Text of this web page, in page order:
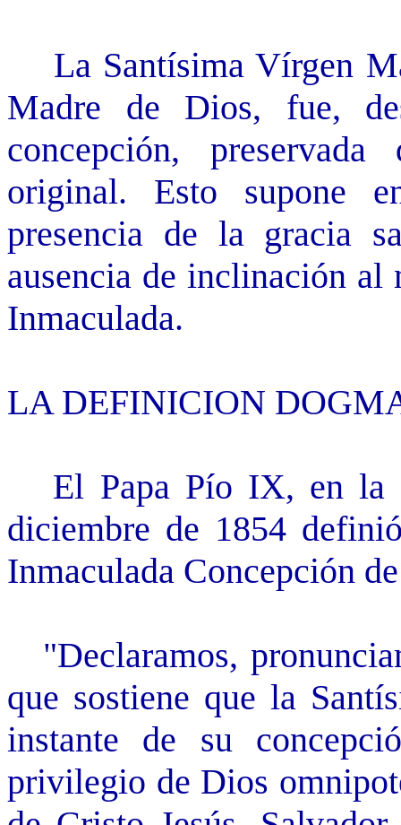
La Santísima Vírgen
Madre de Dios, fue,
concepción,
original. Esto supone
presencia de la gracia
ausencia de inclinación al
Inmaculada.
LA DEFINICION
El Papa Pío IX, en la
diciembre de 1854
Inmaculada Concepción
"Declaramos,
que sostiene que la
instante de su
privilegio de Dios